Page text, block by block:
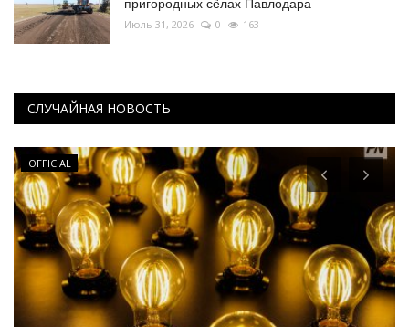
пригородных сёлах Павлодара
Июль 31, 2026 0 163
СЛУЧАЙНАЯ НОВОСТЬ
OFFICIAL